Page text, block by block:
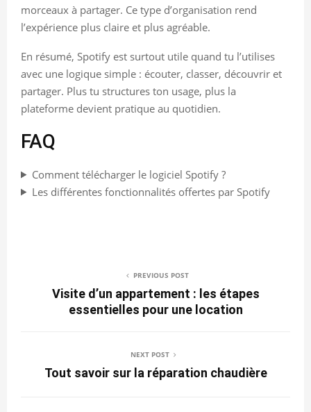
morceaux à partager. Ce type d’organisation rend
l’expérience plus claire et plus agréable.
En résumé, Spotify est surtout utile quand tu l’utilises
avec une logique simple : écouter, classer, découvrir et
partager. Plus tu structures ton usage, plus la
plateforme devient pratique au quotidien.
FAQ
Comment télécharger le logiciel Spotify ?
Les différentes fonctionnalités offertes par Spotify
PREVIOUS POST
Visite d’un appartement : les étapes
essentielles pour une location
NEXT POST
Tout savoir sur la réparation chaudière